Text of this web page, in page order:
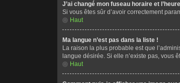
J’ai changé mon fuseau horaire et
Si vous êtes sûr d’avoir correctement
Haut
Ma langue n’est pas dans la liste !
La raison la plus probable est que
langue désirée. Si elle n’existe pas, vous
Haut